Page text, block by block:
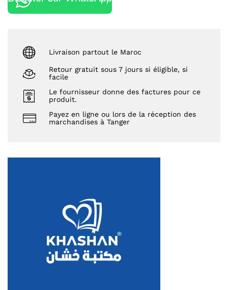
Livraison partout le Maroc
Retour gratuit sous 7 jours si éligible, si
facile
Le fournisseur donne des factures pour ce
produit.
Payez en ligne ou lors de la réception des
marchandises à Tanger